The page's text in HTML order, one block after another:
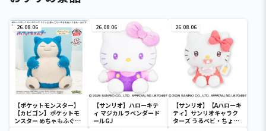
26.08.06
【ポケットモンスター】
【カビゴン】ポケットモ
ンスター めちゃもふぐっ
26.08.06
【サンリオ】ハローキテ
ィ マジカルラベンダード
ールGJ
26.08.06
【サンリオ】【Aハローキ
ティ】サンリオキャラク
ターズ うるベビ・ちょい